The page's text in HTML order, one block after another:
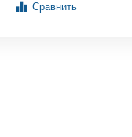
Сравнить